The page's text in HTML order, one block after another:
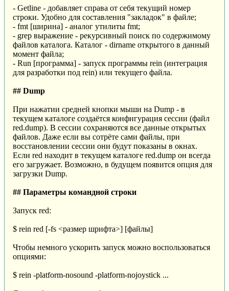
- Getline - добавляет справа от себя текущий номер
строки. Удобно для составления "закладок" в файле;
- fmt [ширина] - аналог утилиты fmt;
- grep выражение - рекурсивный поиск по содержимому
файлов каталога. Каталог - dirname открытого в данный
момент файла;
- Run [программа] - запуск программы rein (интеграция
для разработки под rein) или текущего файла.
## Dump
При нажатии средней кнопки мыши на Dump - в
текущем каталоге создаётся конфигурация сессии (файл
red.dump). В сессии сохраняются все данные открытых
файлов. Даже если вы сотрёте сами файлы, при
восстановлении сессии они будут показаны в окнах.
Если red находит в текущем каталоге red.dump он всегда
его загружает. Возможно, в будущем появится опция для
загрузки Dump.
## Параметры командной строки
Запуск red:
$ rein red [-fs <размер шрифта>] [файлы]
Чтобы немного ускорить запуск можно воспользоваться
опциями:
$ rein -platform-nosound -platform-nojoystick ...